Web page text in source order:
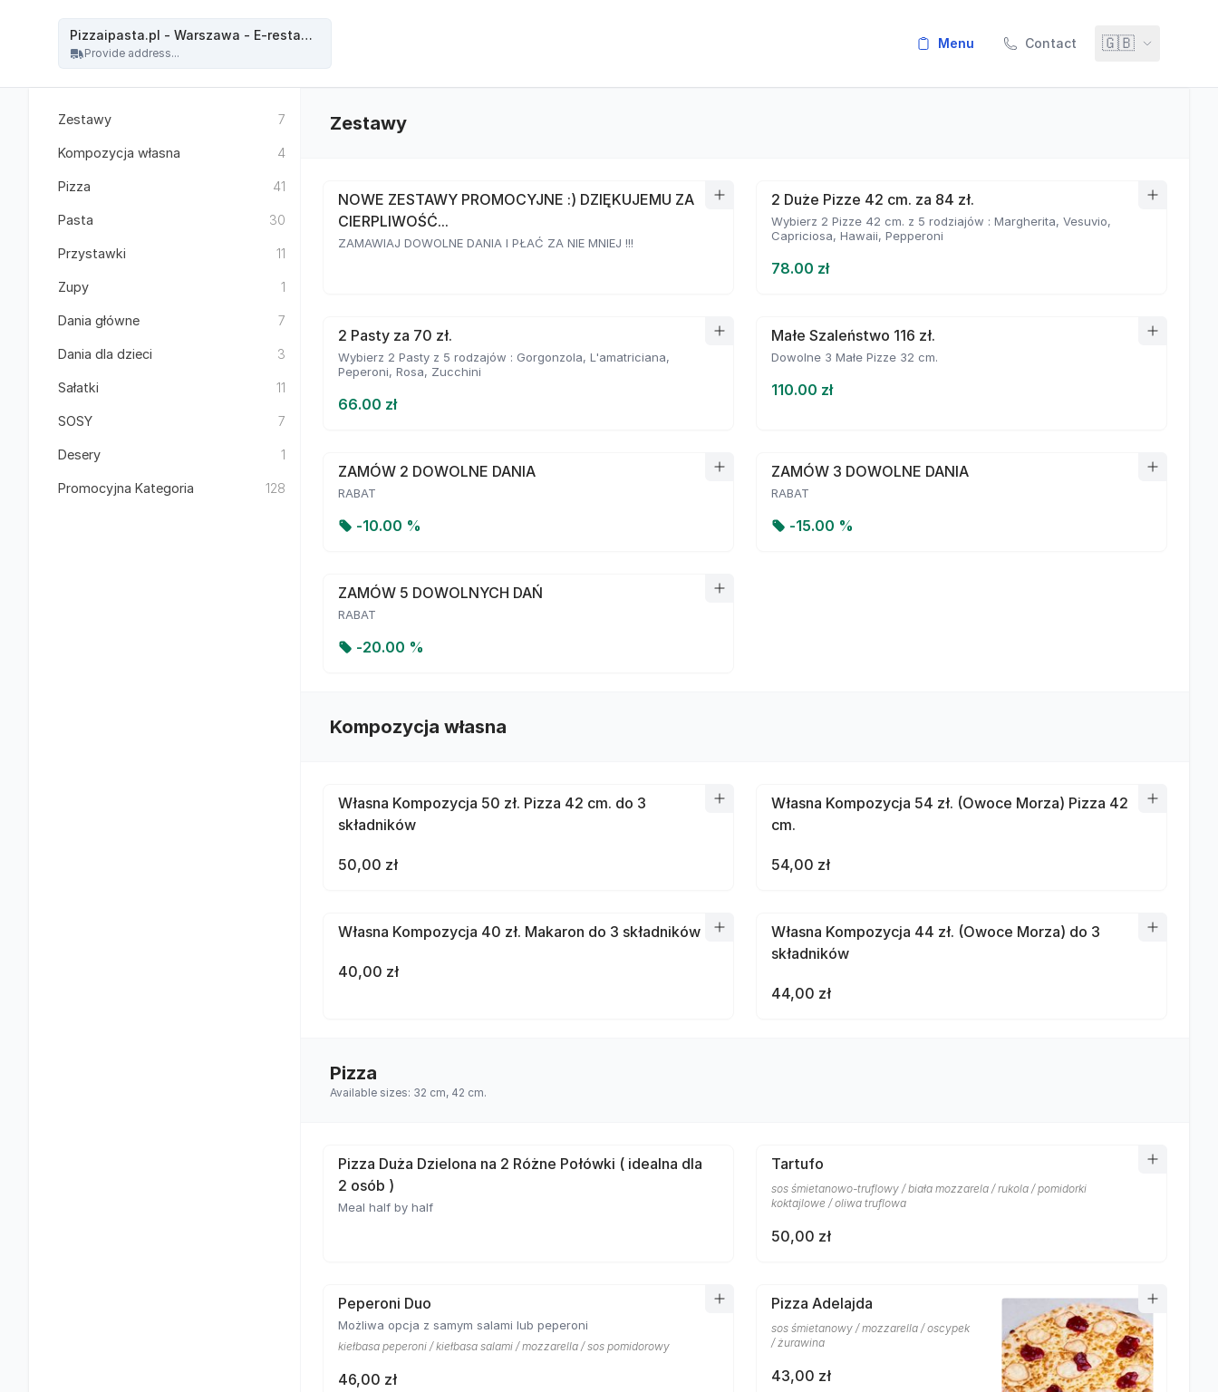
Pizzaipasta.pl - Warszawa - E-restauracja
Provide address...
menu Contact 🇬🇧
Zestawy 7
Kompozycja własna 4
Pizza 41
Pasta 30
Przystawki 11
Zupy 1
Dania główne 7
Dania dla dzieci 3
Sałatki 11
SOSY 7
Desery 1
Promocyjna Kategoria 128
Zestawy
NOWE ZESTAWY PROMOCYJNE :) DZIĘKUJEMU ZA
CIERPLIWOŚĆ...
ZAMAWIAJ DOWOLNE DANIA I PŁAĆ ZA NIE MNIEJ !!!
2 Duże Pizze 42 cm. za 84 zł.
Wybierz 2 Pizze 42 cm. z 5 rodziajów : Margherita, Vesuvio,
Capriciosa, Hawaii, Pepperoni
78.00 zł
2 Pasty za 70 zł.
Wybierz 2 Pasty z 5 rodzajów : Gorgonzola, L'amatriciana,
Peperoni, Rosa, Zucchini
66.00 zł
Małe Szaleństwo 116 zł.
Dowolne 3 Małe Pizze 32 cm.
110.00 zł
ZAMÓW 2 DOWOLNE DANIA
RABAT
-10.00 %
ZAMÓW 3 DOWOLNE DANIA
RABAT
-15.00 %
ZAMÓW 5 DOWOLNYCH DAŃ
RABAT
-20.00 %
Kompozycja własna
Własna Kompozycja 50 zł. Pizza 42 cm. do 3
składników
50,00 zł
Własna Kompozycja 54 zł. (Owoce Morza) Pizza 42
cm.
54,00 zł
Własna Kompozycja 40 zł. Makaron do 3 składników
40,00 zł
Własna Kompozycja 44 zł. (Owoce Morza) do 3
składników
44,00 zł
Pizza
Available sizes: 32 cm, 42 cm.
Pizza Duża Dzielona na 2 Różne Połówki ( idealna dla
2 osób )
Meal half by half
Tartufo
sos śmietanowo-truflowy / biała mozzarela / rukola / pomidorki
koktajlowe / oliwa truflowa
50,00 zł
Peperoni Duo
Możliwa opcja z samym salami lub peperoni
kiełbasa peperoni / kiełbasa salami / mozzarella / sos pomidorowy
46,00 zł
Pizza Adelajda
sos śmietanowy / mozzarella / oscypek
/ żurawina
43,00 zł